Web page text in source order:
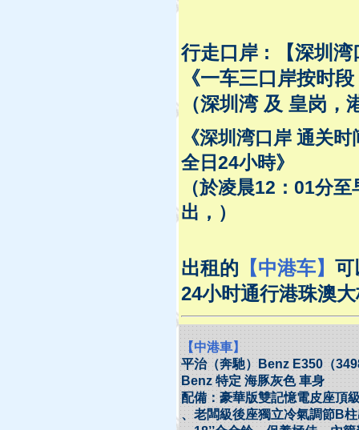
行走口岸 : 【深圳
《一车三口岸按时
（深圳湾 及 皇岗
《深圳湾口岸 通关
全日24小時》
（於凌晨12：01分
出，）
出租的 【中港车】 可
24小时通行港珠澳
【中港車】
平治（奔馳）Benz E350（
Benz 特定 海豚灰色 車身
配備：豪華版雙記憶電皮座頂
、老闆級後座獨立冷氣調節B